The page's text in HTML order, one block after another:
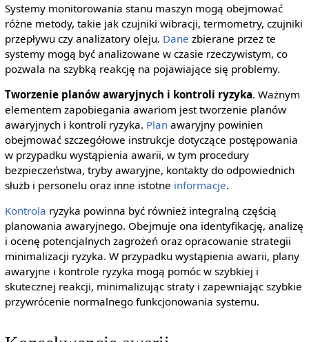
Systemy monitorowania stanu maszyn mogą obejmować
różne metody, takie jak czujniki wibracji, termometry, czujniki
przepływu czy analizatory oleju. Dane zbierane przez te
systemy mogą być analizowane w czasie rzeczywistym, co
pozwala na szybką reakcję na pojawiające się problemy.
Tworzenie planów awaryjnych i kontroli ryzyka. Ważnym
elementem zapobiegania awariom jest tworzenie planów
awaryjnych i kontroli ryzyka. Planawaryjny powinien
obejmować szczegółowe instrukcje dotyczące postępowania
w przypadku wystąpienia awarii, w tym procedury
bezpieczeństwa, tryby awaryjne, kontakty do odpowiednich
służb i personelu oraz inne istotne informacje.
Kontrola ryzyka powinna być również integralną częścią
planowania awaryjnego. Obejmuje ona identyfikację, analizę
i ocenę potencjalnych zagrożeń oraz opracowanie strategii
minimalizacji ryzyka. W przypadku wystąpienia awarii, plany
awaryjne i kontrole ryzyka mogą pomóc w szybkiej i
skutecznej reakcji, minimalizując straty i zapewniając szybkie
przywrócenie normalnego funkcjonowania systemu.